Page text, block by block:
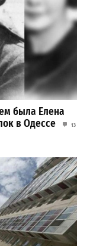
была Елена
в Одессе
13